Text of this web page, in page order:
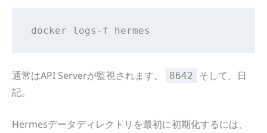
docker logs-f hermes
通常はAPI Serverが監視されます。 8642
そして、日
記。
Hermesデータディレクトリを最初に初期化するには、